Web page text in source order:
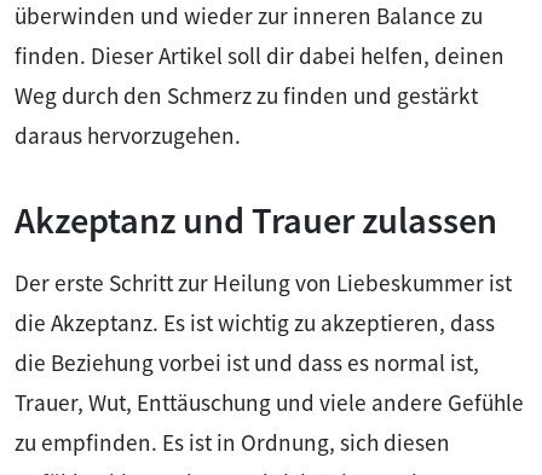
überwinden und wieder zur inneren Balance zu
finden. Dieser Artikel soll dir dabei helfen, deinen
Weg durch den Schmerz zu finden und gestärkt
daraus hervorzugehen.
Akzeptanz und Trauer zulassen
Der erste Schritt zur Heilung von Liebeskummer ist
die Akzeptanz. Es ist wichtig zu akzeptieren, dass
die Beziehung vorbei ist und dass es normal ist,
Trauer, Wut, Enttäuschung und viele andere Gefühle
zu empfinden. Es ist in Ordnung, sich diesen